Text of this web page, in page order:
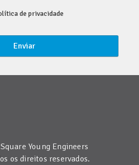
de privacidade
Young Engineers
os direitos reservados.